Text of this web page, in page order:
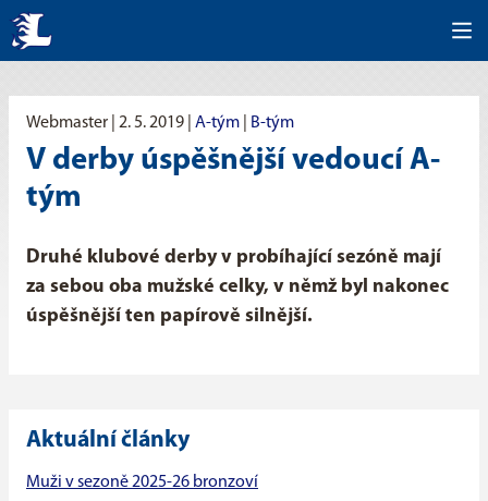
Webmaster | 2. 5. 2019 A-tým B-tým
V derby úspěšnější vedoucí A-
tým
Druhé klubové derby v probíhající sezóně mají
za sebou oba mužské celky, v němž byl nakonec
úspěšnější ten papírově silnější.
Aktuální články
Muži v sezoně 2025-26 bronzoví